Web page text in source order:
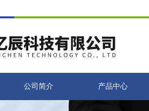
公司简介 产品中心